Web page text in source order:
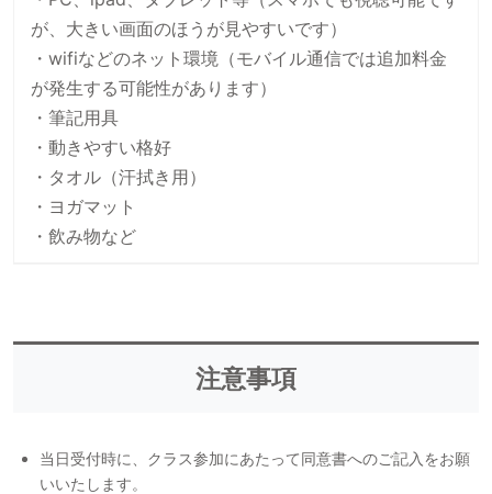
が、大きい画面のほうが見やすいです）
・wifiなどのネット環境（モバイル通信では追加料金
が発生する可能性があります）
・筆記用具
・動きやすい格好
・タオル（汗拭き用）
・ヨガマット
・飲み物など
注意事項
当日受付時に、クラス参加にあたって同意書へのご記入をお願
いいたします。